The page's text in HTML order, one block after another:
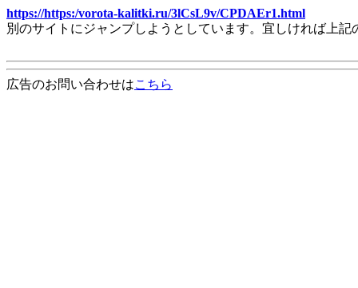
https://https:/vorota-kalitki.ru/3lCsL9v/CPDAEr1.html
別のサイトにジャンプしようとしています。宜しければ上
広告のお問い合わせはこちら